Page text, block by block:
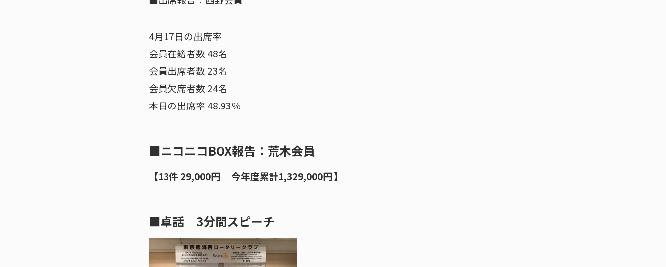
4月17日の出席率
会員在籍者数 48名
会員出席者数 23名
会員欠席者数 24名
本日の出席率 48.93％
■ニコニコBOX報告：荒木会員
【13件 29,000円 今年度累計1,329,000円 】
■卓話 3分間スピーチ